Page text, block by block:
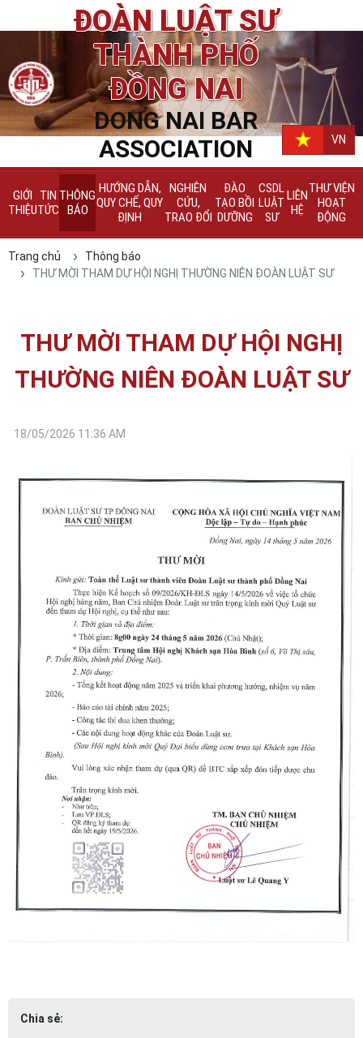
ĐOÀN LUẬT SƯ
THÀNH PHỐ
ĐỒNG NAI
DONG NAI BAR
ASSOCIATION
VN
GIỚI
THIỆU
TIN
TỨC
THÔNG
BÁO
HƯỚNG DẪN,
QUY CHẾ, QUY
ĐỊNH
NGHIÊN
CỨU,
TRAO ĐỔI
ĐÀO
TẠO BỒI
DƯỠNG
CSDL
LUẬT
SƯ
LIÊN
HỆ
THƯ VIỆN
HOẠT
ĐỘNG
Trang chủ
Thông báo
THƯ MỜI THAM DỰ HỘI NGHỊ THƯỜNG NIÊN ĐOÀN LUẬT SƯ
THƯ MỜI THAM DỰ HỘI NGHỊ
THƯỜNG NIÊN ĐOÀN LUẬT SƯ
18/05/2026 11:36 AM
Chia sẻ: